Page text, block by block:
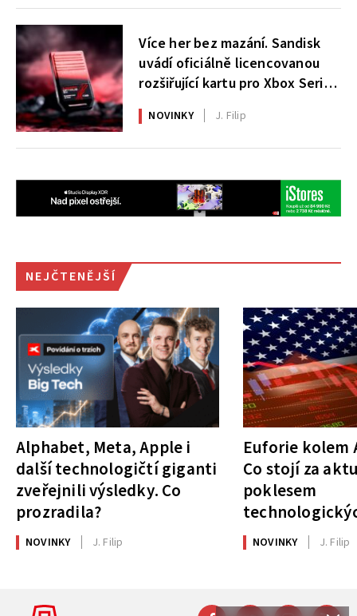
Více her bez mazání. Sandisk
uvádí oficiálně licencovanou
rozšiřující kartu pro Xbox Series
X|S
NOVINKY J. Filip
NEJČTENĚJŠÍ
Alphabet, Meta, Apple i
další technologičtí giganti
zveřejnili výsledky. Co
prozradila?
NOVINKY J. Filip
Euforie kolem
Co stojí za
poklesem
NOVINKY J. Filip